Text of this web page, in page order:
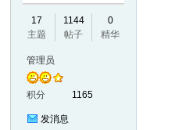
17
主题
1144
帖子
0
精华
管理员
积分 1165
发消息